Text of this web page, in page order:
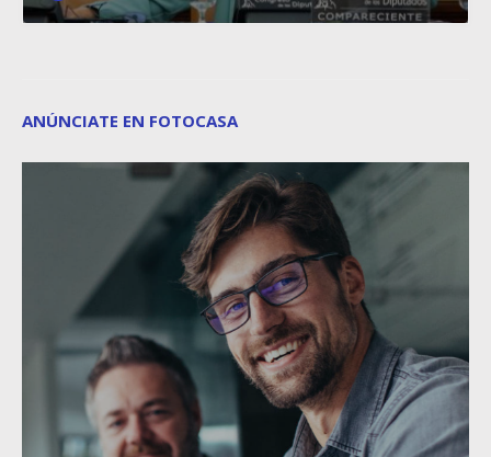
ANÚNCIATE EN FOTOCASA